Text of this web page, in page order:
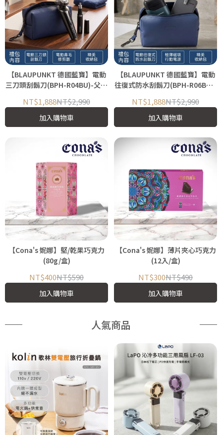
【BLAUPUNKT 德國藍寶】電動
三刀頭刮鬍刀(BPH-R04BU)-父親
NT$1,888NT$2,990
加入購物車
【BLAUPUNKT 德國藍寶】電動
往復式防水刮鬍刀(BPH-R06BU)-
NT$1,888NT$2,990
加入購物車
【Cona's 妮娜】堅/乾果巧克力
(80g/盒)
NT$400NT$590
加入購物車
【Cona's 妮娜】薄片夾心巧克力
(12入/盒)
NT$300NT$490
加入購物車
人氣商品